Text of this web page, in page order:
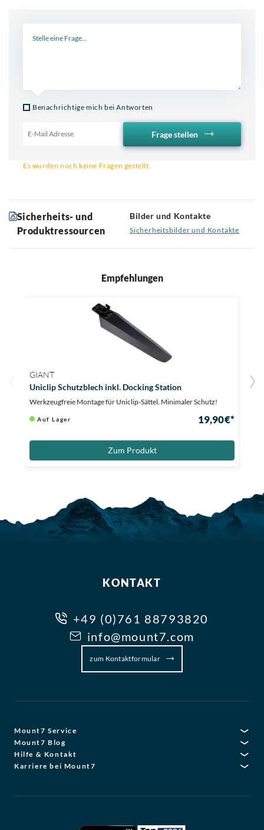
Benachrichtige mich bei Antworten
Frage stellen
Es wurden noch keine Fragen gestellt.
Sicherheits- und
Produktressourcen
Bilder und Kontakte
Sicherheitsbilder und Kontakte
Empfehlungen
GIANT
Uniclip Schutzblech inkl. Docking Station
Werkzeugfreie Montage für Uniclip-Sättel. Minimaler Schutz!
Auf Lager 19,90 €*
Zum Produkt
KONTAKT
+49 (0)761 88793820
info@mount7.com
zum Kontaktformular
Mount7 Service
Mount7 Blog
Hilfe & Kontakt
Karriere bei Mount7